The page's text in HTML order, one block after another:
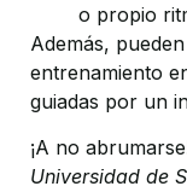
o propio
Además,
entrenamiento
guiadas por un
¡A no
Universidad de